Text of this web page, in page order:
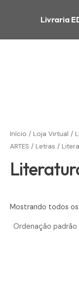
Livraria
Início / Loja Virtual /
ARTES / Letras /
Mostrando todos